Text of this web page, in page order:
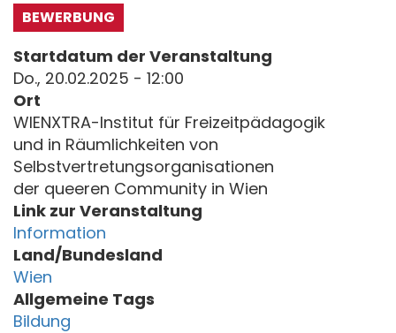
BEWERBUNG
Startdatum der Veranstaltung
Do., 20.02.2025 - 12:00
Ort
WIENXTRA-Institut für Freizeitpädagogik
und in Räumlichkeiten von
Selbstvertretungsorganisationen
der queeren Community in Wien
Link zur Veranstaltung
Information
Land/Bundesland
Wien
Allgemeine Tags
Bildung